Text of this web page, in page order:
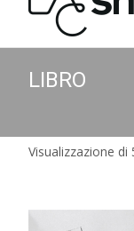
LIBRO
Visualizzazione